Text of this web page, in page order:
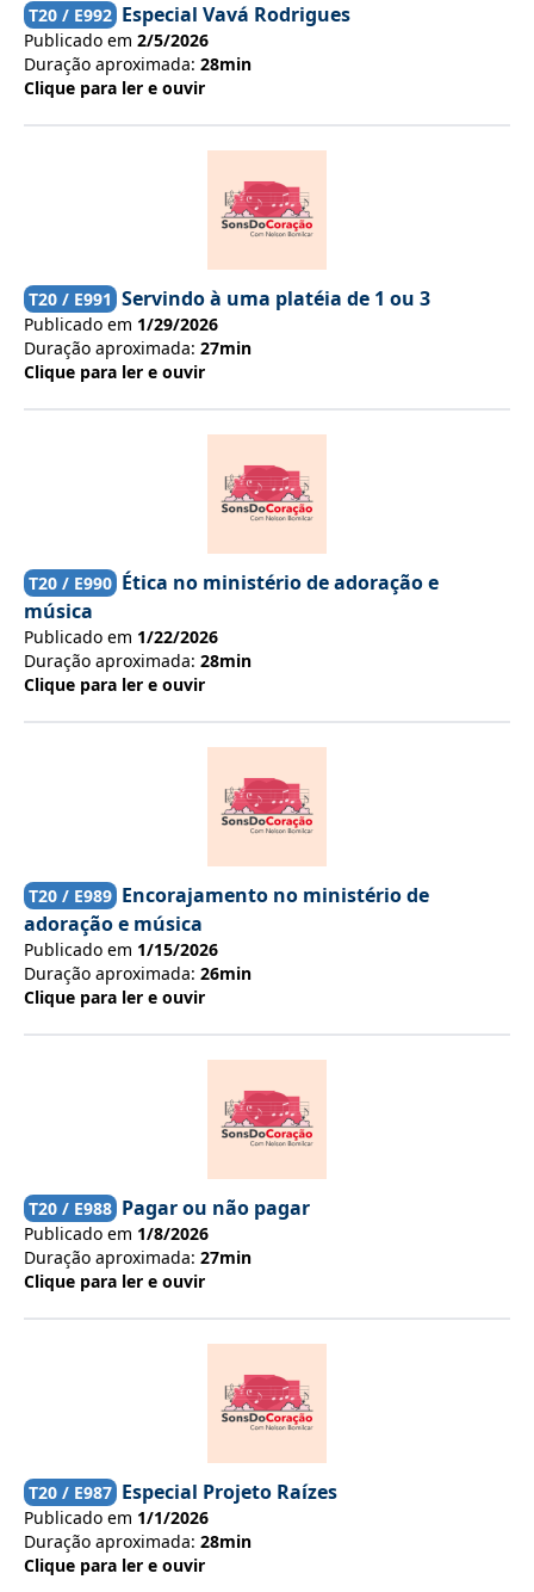
T20 / E992 Especial Vavá Rodrigues
Publicado em 2/5/2026
Duração aproximada: 28min
Clique para ler e ouvir
T20 / E991 Servindo à uma platéia de 1 ou 3
Publicado em 1/29/2026
Duração aproximada: 27min
Clique para ler e ouvir
T20 / E990 Ética no ministério de adoração e
música
Publicado em 1/22/2026
Duração aproximada: 28min
Clique para ler e ouvir
T20 / E989 Encorajamento no ministério de
adoração e música
Publicado em 1/15/2026
Duração aproximada: 26min
Clique para ler e ouvir
T20 / E988 Pagar ou não pagar
Publicado em 1/8/2026
Duração aproximada: 27min
Clique para ler e ouvir
T20 / E987 Especial Projeto Raízes
Publicado em 1/1/2026
Duração aproximada: 28min
Clique para ler e ouvir